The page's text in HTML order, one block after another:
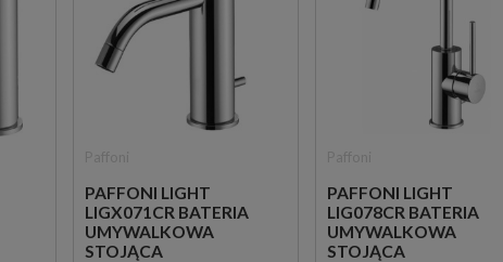
PAFFONI LIGHT
LIGX071CR BATERIA
UMYWALKOWA
STOJĄCA
PAFFONI LIGHT
LIG078CR BATERIA
UMYWALKOWA
STOJĄCA